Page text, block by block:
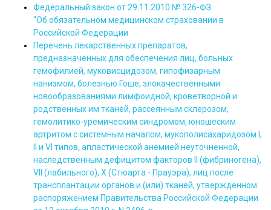
Федеральный закон от 29.11.2010 № 326-ФЗ
"Об обязательном медицинском страховании в
Российской Федерации
Перечень лекарственных препаратов,
предназначенных для обеспечения лиц, больных
гемофилией, муковисцидозом, гипофизарным
нанизмом, болезнью Гоше, злокачественными
новообразованиями лимфоидной, кроветворной и
родственных им тканей, рассеянным склерозом,
гемолитико-уремическим синдромом, юношеским
артритом с системным началом, мукополисахаридозом I,
II и VI типов, апластической анемией неуточненной,
наследственным дефицитом факторов II (фибриногена),
VII (лабильного), X (Стюарта - Прауэра), лиц после
трансплантации органов и (или) тканей, утвержденном
распоряжением Правительства Российской Федерации